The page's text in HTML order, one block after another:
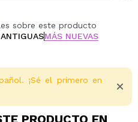
sobre este producto
MÁS NUEVAS
¡Sé el primero en
PRODUCTO EN